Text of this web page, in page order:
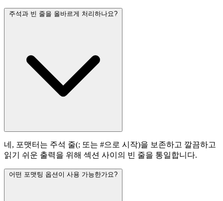
주석과 빈 줄을 올바르게 처리하나요?
네, 포맷터는 주석 줄(; 또는 #으로 시작)을 보존하고 깔끔하고
읽기 쉬운 출력을 위해 섹션 사이의 빈 줄을 통일합니다.
어떤 포맷팅 옵션이 사용 가능한가요?